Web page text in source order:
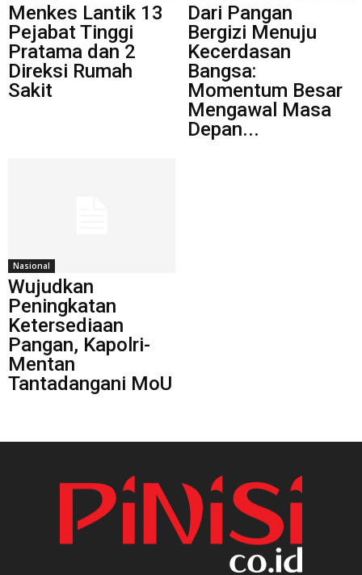
Menkes Lantik 13
Pejabat Tinggi
Pratama dan 2
Direksi Rumah
Sakit
Dari Pangan
Bergizi Menuju
Kecerdasan
Bangsa:
Momentum Besar
Mengawal Masa
Depan...
Nasional
Wujudkan
Peningkatan
Ketersediaan
Pangan, Kapolri-
Mentan
Tantadangani MoU